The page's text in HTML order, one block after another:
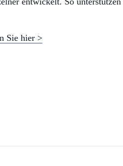
Sie hier >